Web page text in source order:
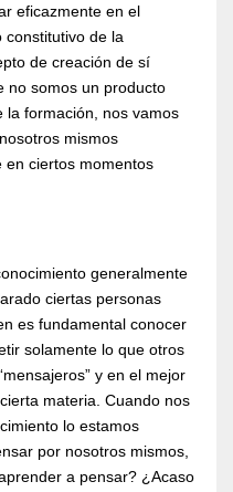
eficazmente en el
de la
de creación de sí
no somos un producto
la formación, nos vamos
mismos
en ciertos momentos
generalmente
ciertas personas
es fundamental conocer
solamente lo que otros
y en el mejor
materia. Cuando nos
lo estamos
por nosotros mismos,
a pensar? ¿Acaso